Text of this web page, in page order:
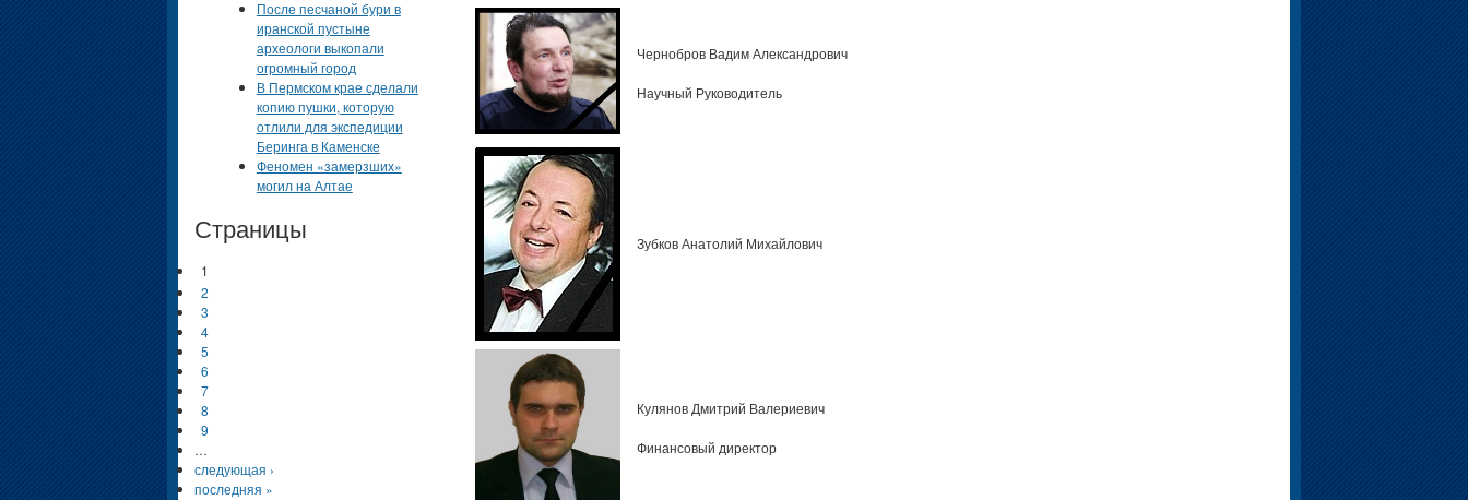
Чернобров Вадим Александрович
Научный Руководитель
Зубков Анатолий Михайлович
Кулянов Дмитрий Валериевич
Финансовый директор
После песчаной бури в
иранской пустыне
археологи выкопали
огромный город
В Пермском крае сделали
копию пушки, которую
отлили для экспедиции
Беринга в Каменске
Феномен «замерзших»
могил на Алтае
Страницы
1
2
3
4
5
6
7
8
9
…
следующая ›
последняя »